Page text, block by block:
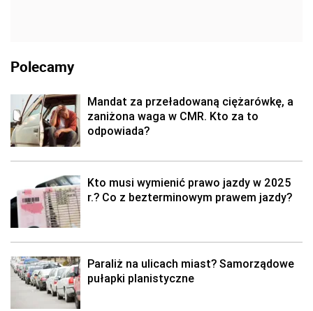
Polecamy
Mandat za przeładowaną ciężarówkę, a
zaniżona waga w CMR. Kto za to
odpowiada?
Kto musi wymienić prawo jazdy w 2025
r.? Co z bezterminowym prawem jazdy?
Paraliż na ulicach miast? Samorządowe
pułapki planistyczne